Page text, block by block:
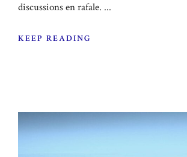
discussions en rafale. ...
KEEP READING